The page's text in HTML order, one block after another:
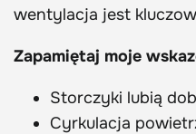
wentylacja jest
Zapamiętaj moje
Storczyki lubią
Cyrkulacja